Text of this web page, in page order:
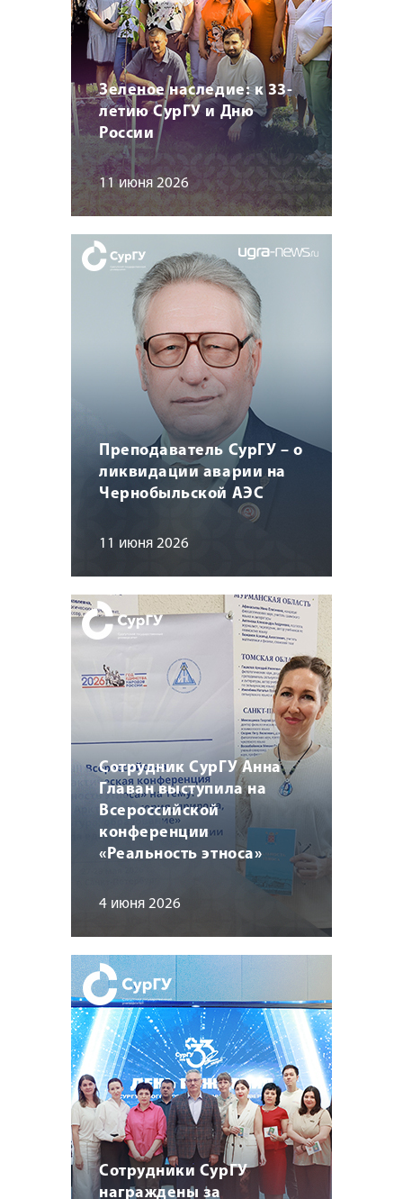
Зеленое наследие: к 33-
летию СурГУ и Дню
России
11 июня 2026
Преподаватель СурГУ – о
ликвидации аварии на
Чернобыльской АЭС
11 июня 2026
Сотрудник СурГУ Анна
Главан выступила на
Всероссийской
конференции
«Реальность этноса»
4 июня 2026
Сотрудники СурГУ
награждены за